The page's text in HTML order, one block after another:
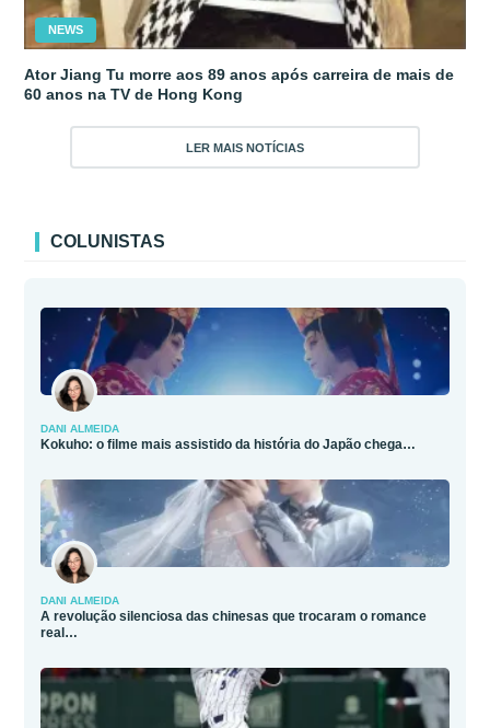
NEWS
Ator Jiang Tu morre aos 89 anos após carreira de mais de
60 anos na TV de Hong Kong
LER MAIS NOTÍCIAS
COLUNISTAS
DANI ALMEIDA
Kokuho: o filme mais assistido da história do Japão chega…
DANI ALMEIDA
A revolução silenciosa das chinesas que trocaram o romance
real…